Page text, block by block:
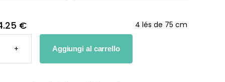
€ 4 lés de 75 cm
+ Aggiungi al carrello